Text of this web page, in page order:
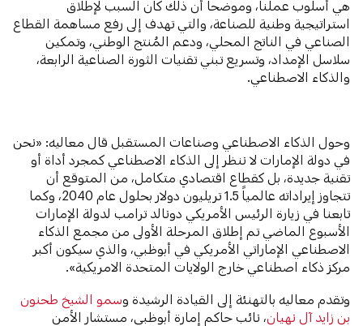
هي أسلوب عملنا، وموضحاً أن ذلك كان السبب لإطلاق
استراتيجية وطنية للصناعة، والتي تهدف إلى رفع مساهمة القطاع
الصناعي في الناتج المحلي، ودعم المُنتج الوطني، وتمكين
سلاسل الإمداد، وتسريع تبني تقنيات الثورة الصناعية الرابعة،
والذكاء الاصطناعي.
وحول الذكاء الاصطناعي وصناعات المستقبل قال معاليه: «نحن
في دولة الإمارات لا ننظر إلى الذكاء الاصطناعي كمجرد أداة أو
تقنية جديدة، بل كقطاع اقتصادي متكامل، من المتوقع أن
تتجاوز إيراداته عالمياً 1.5 تريليون دولار بحلول عام 2040، وكما
تابعنا في زيارة الرئيس الأمريكي دونالد ترامب لدولة الإمارات
الأسبوع الماضي تم إطلاق المرحلة الأولى من مجمع الذكاء
الاصطناعي الإماراتي الأمريكي في أبوظبي، والذي سيكون أكبر
مركز ذكاء اصطناعي خارج الولايات المتحدة الامريكية».
وتقدم معاليه بالتهنئة إلى القيادة الرشيدة وسمو الشيخ طحنون
بن زايد آل نهيان، نائب حاكم إمارة أبوظبي، مستشار الأمن